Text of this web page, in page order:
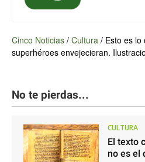
Cinco Noticias / Cultura / Esto es lo
superhéroes envejecieran.
No te pierdas...
CULTURA
El texto
no es el